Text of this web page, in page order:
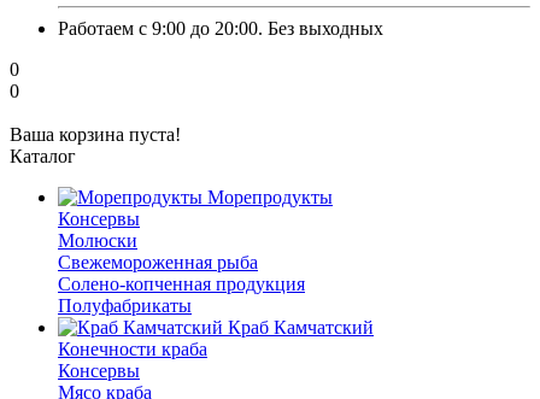
Работаем с 9:00 до 20:00. Без выходных
0
0
Ваша корзина пуста!
Каталог
Морепродукты
Консервы
Молюски
Свежемороженная рыба
Солено-копченная продукция
Полуфабрикаты
Краб Камчатский
Конечности краба
Консервы
Мясо краба